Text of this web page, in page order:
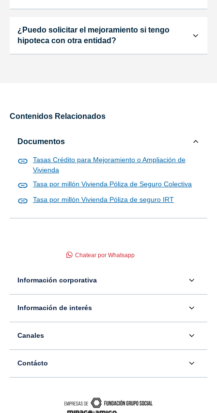
¿Puedo solicitar el mejoramiento si tengo
hipoteca con otra entidad?
Contenidos Relacionados
Documentos
Tasas Crédito para Mejoramiento o Ampliación de
Vivienda
Tasa por millón Vivienda Póliza de Seguro Colectiva
Tasa por millón Vivienda Póliza de seguro IRT
Información corporativa
Información para inversionistas
Sala de prensa
Información adicional
Información de interés
Servicio - Atención al Consumidor financiero
Tutoriales canales digitales
Canales
Ubíquenos
Contácto
Chatear por Whatsapp